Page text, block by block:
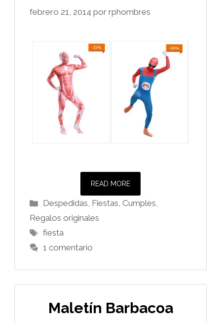
febrero 21, 2014 por rphombres
READ MORE
Categorías
Despedidas, Fiestas, Cumples,
Regalos originales
Etiquetas
fiesta
1 comentario
Maletín Barbacoa